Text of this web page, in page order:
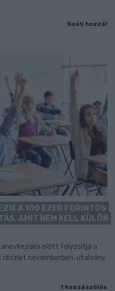
Szólj hozzá!
A 100 EZER FORINTOS
AMIT NEM KELL KÜLÖN
előtt folyósítja a
részlet novemberben, utalvány
1 hozzászólás